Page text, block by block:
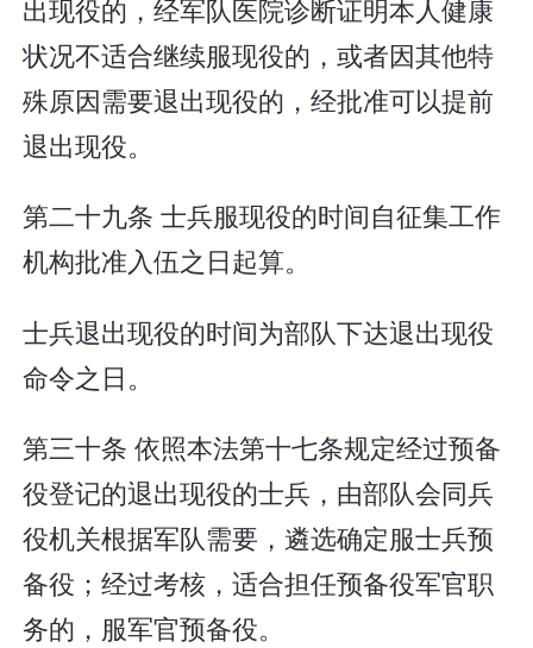
出现役的，经军队医院诊断证明本人健康
状况不适合继续服现役的，或者因其他特
殊原因需要退出现役的，经批准可以提前
退出现役。
第二十九条 士兵服现役的时间自征集工作
机构批准入伍之日起算。
士兵退出现役的时间为部队下达退出现役
命令之日。
第三十条 依照本法第十七条规定经过预备
役登记的退出现役的士兵，由部队会同兵
役机关根据军队需要，遴选确定服士兵预
备役；经过考核，适合担任预备役军官职
务的，服军官预备役。